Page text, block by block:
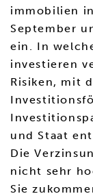
immobilien
September
ein. In
investieren
Risiken, mit
und Staat
Die
nicht sehr
Sie